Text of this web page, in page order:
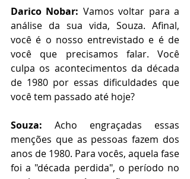
Darico Nobar: Vamos voltar para a
análise da sua vida, Souza. Afinal,
você é o nosso entrevistado e é de
você que precisamos falar. Você
culpa os acontecimentos da década
de 1980 por essas dificuldades que
você tem passado até hoje?
Souza: Acho engraçadas essas
menções que as pessoas fazem dos
anos de 1980. Para vocês, aquela fase
foi a "década perdida", o período no